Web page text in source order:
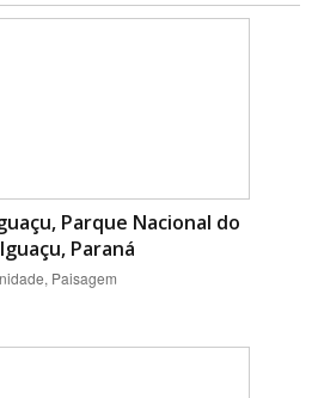
Parque Nacional do
Paraná
Paisagem